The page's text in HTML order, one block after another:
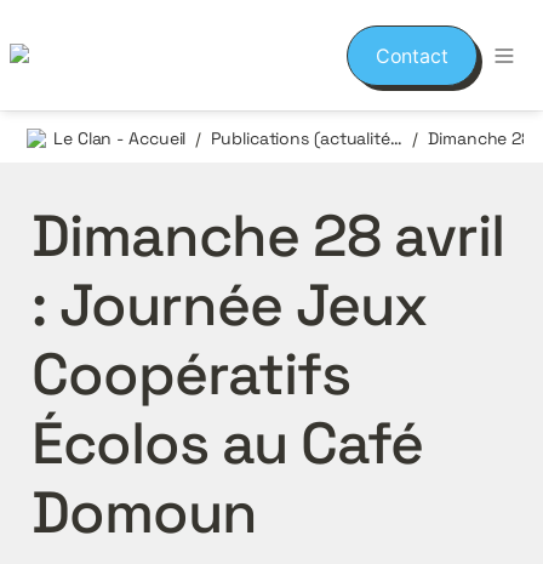
Contact
Le Clan - Accueil / Publications (actualités et événements) /
Dimanche 28 avril
: Journée Jeux
Coopératifs
Écolos au Café
Domoun